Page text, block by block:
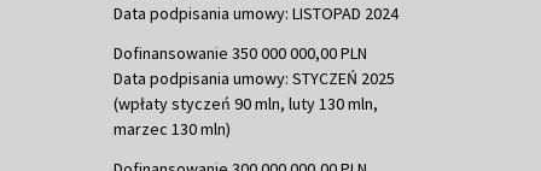
Data podpisania umowy: LISTOPAD 2024
Dofinansowanie 350 000 000,00 PLN
Data podpisania umowy: STYCZEŃ 2025
(wpłaty styczeń 90 mln, luty 130 mln,
marzec 130 mln)